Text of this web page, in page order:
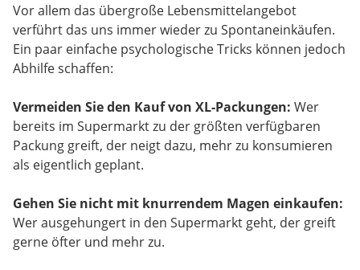
Vor allem das übergroße Lebensmittelangebot
verführt das uns immer wieder zu Spontaneinkäufen.
Ein paar einfache psychologische Tricks können jedoch
Abhilfe schaffen:
Vermeiden Sie den Kauf von XL-Packungen: Wer
bereits im Supermarkt zu der größten verfügbaren
Packung greift, der neigt dazu, mehr zu konsumieren
als eigentlich geplant.
Gehen Sie nicht mit knurrendem Magen einkaufen:
Wer ausgehungert in den Supermarkt geht, der greift
gerne öfter und mehr zu.